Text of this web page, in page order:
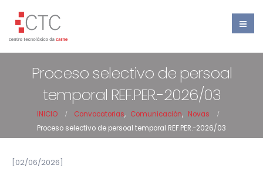
Proceso selectivo de persoal
temporal REF.PER.-2026/03
INICIO Convocatorias, Comunicación, Novas
Proceso selectivo de persoal temporal REF.PER.-2026/03
[02/06/2026]